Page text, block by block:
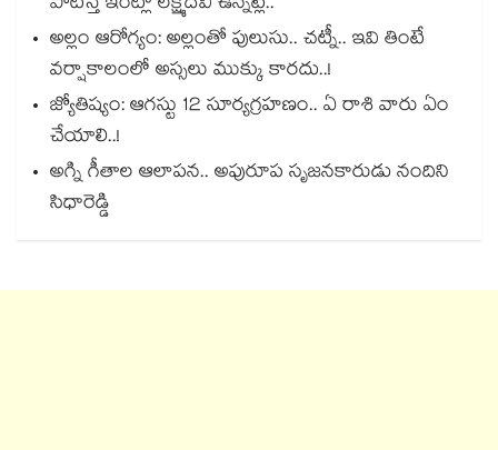
అల్లం ఆరోగ్యం: అల్లంతో పులుసు.. చట్నీ.. ఇవి తింటే
వర్షాకాలంలో అస్సలు ముక్కు కారదు..!
జ్యోతిష్యం: ఆగస్టు 12 సూర్యగ్రహణం.. ఏ రాశి వారు ఏం
చేయాలి..!
అగ్ని గీతాల ఆలాపన.. అపురూప సృజనకారుడు నందిని
సిధారెడ్డి